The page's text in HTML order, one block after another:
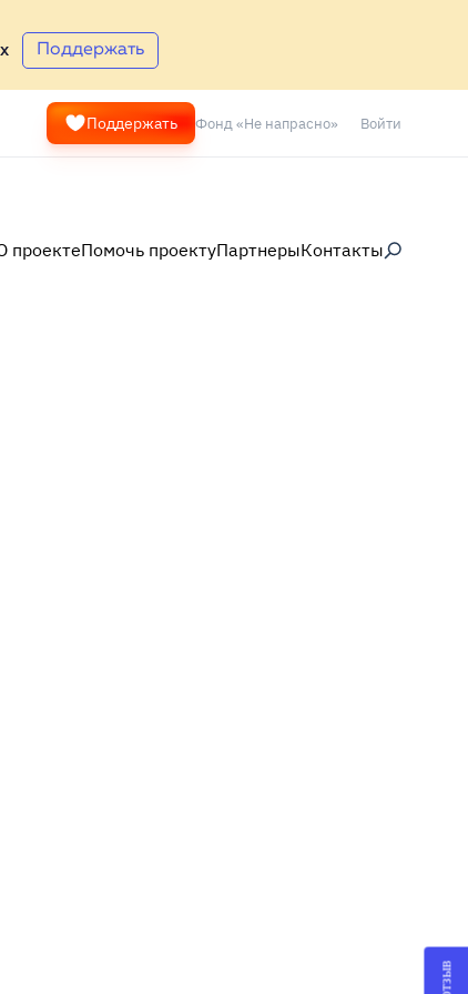
Поддержать
Поддержать Фонд «Не напрасно» Войти
проектеПомочь проектуПартнерыКонтакты